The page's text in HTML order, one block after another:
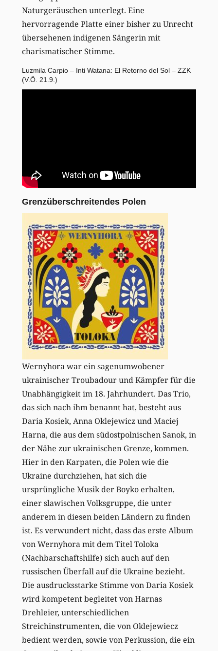
Naturgeräuschen unterlegt. Eine
hervorragende Platte einer bisher zu Unrecht
übersehenen indigenen Sängerin mit
charismatischer Stimme.
Luzmila Carpio – Inti Watana: El Retorno del Sol – ZZK
(V.Ö. 21.9.)
Grenzüberschreitendes Polen
Wernyhora war ein sagenumwobener
ukrainischer Troubadour und Kämpfer für die
Unabhängigkeit im 18. Jahrhundert. Das Trio,
das sich nach ihm benannt hat, besteht aus
Daria Kosiek, Anna Oklejewicz und Maciej
Harna, die aus dem südostpolnischen Sanok, in
der Nähe zur ukrainischen Grenze, kommen.
Hier in den Karpaten, die Polen wie die
Ukraine durchziehen, hat sich die
ursprüngliche Musik der Boyko erhalten,
einer slawischen Volksgruppe, die unter
anderem in diesen beiden Ländern zu finden
ist. Es verwundert nicht, dass das erste Album
von Wernyhora mit dem Titel Toloka
(Nachbarschaftshilfe) sich auch auf den
russischen Überfall auf die Ukraine bezieht.
Die ausdrucksstarke Stimme von Daria Kosiek
wird kompetent begleitet von Harnas
Drehleier, unterschiedlichen
Streichinstrumenten, die von Oklejewiecz
bedient werden, sowie von Perkussion, die ein